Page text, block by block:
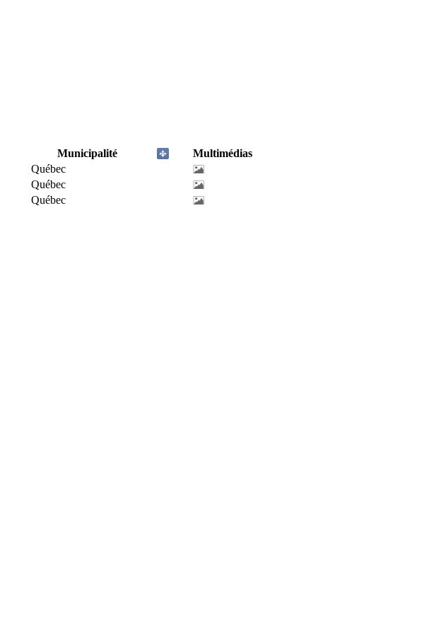
Municipalité
Multimédias
Québec
Québec
Québec